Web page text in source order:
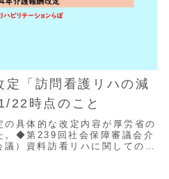
「訪問看護リハの減
22時点のこと
の具体的な改定内容が厚労省の
。◆第239回社会保障審議会介
）資料訪看リハに関しての部